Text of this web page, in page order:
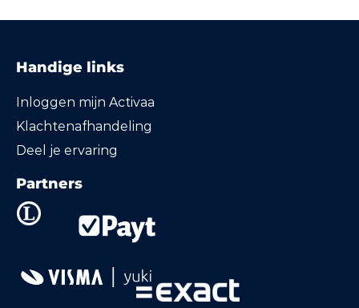
Handige links
Inloggen mijn Activaa
Klachtenafhandeling
Deel je ervaring
Partners